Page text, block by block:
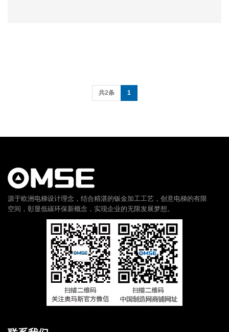
共2条 1
源于欧洲电梯设计理念，结合精湛的钣金加工工艺，创意电梯的有限
空间，彰显低碳环保新概念，实现企业的无限发展梦想。